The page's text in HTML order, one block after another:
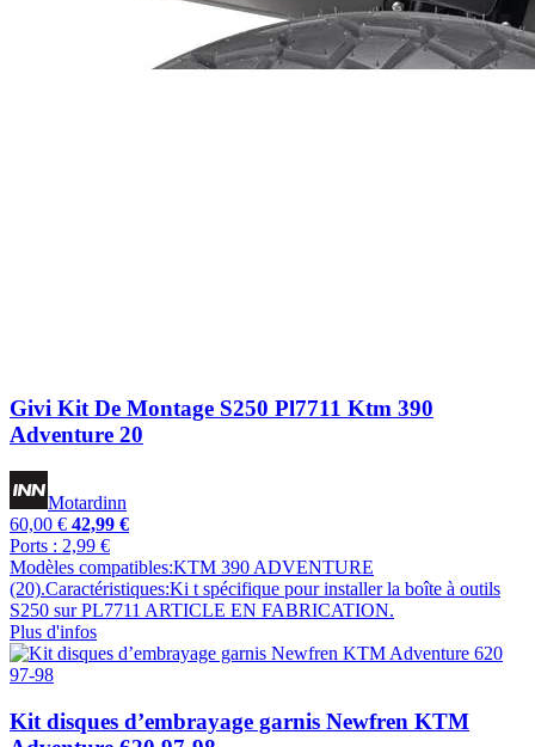
Givi Kit De Montage S250 Pl7711 Ktm 390
Adventure 20
Motardinn
60,00 € 42,99 €
Ports : 2,99 €
Modèles compatibles:KTM 390 ADVENTURE
(20).Caractéristiques:Ki t spécifique pour installer la boîte à outils
S250 sur PL7711 ARTICLE EN FABRICATION.
Plus d'infos
Kit disques d’embrayage garnis Newfren KTM